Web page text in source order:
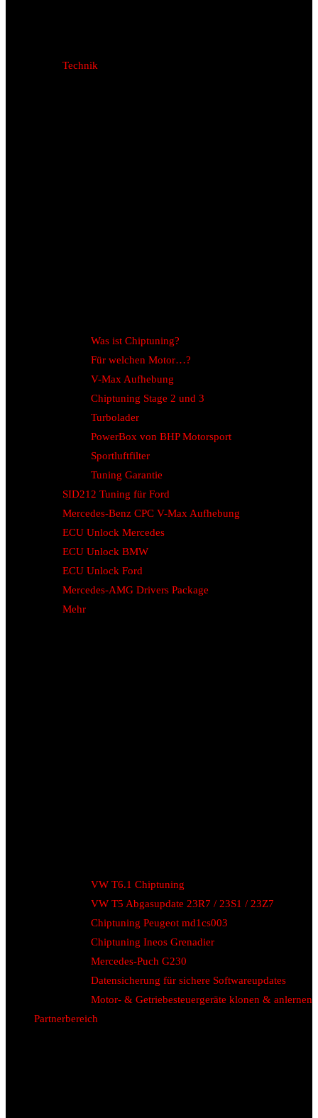
Technik
Was ist Chiptuning?
Für welchen Motor…?
V-Max Aufhebung
Chiptuning Stage 2 und 3
Turbolader
PowerBox von BHP Motorsport
Sportluftfilter
Tuning Garantie
SID212 Tuning für Ford
Mercedes-Benz CPC V-Max Aufhebung
ECU Unlock Mercedes
ECU Unlock BMW
ECU Unlock Ford
Mercedes-AMG Drivers Package
Mehr
VW T6.1 Chiptuning
VW T5 Abgasupdate 23R7 / 23S1 / 23Z7
Chiptuning Peugeot md1cs003
Chiptuning Ineos Grenadier
Mercedes-Puch G230
Datensicherung für sichere Softwareupdates
Motor- & Getriebesteuergeräte klonen & anlernen
Partnerbereich